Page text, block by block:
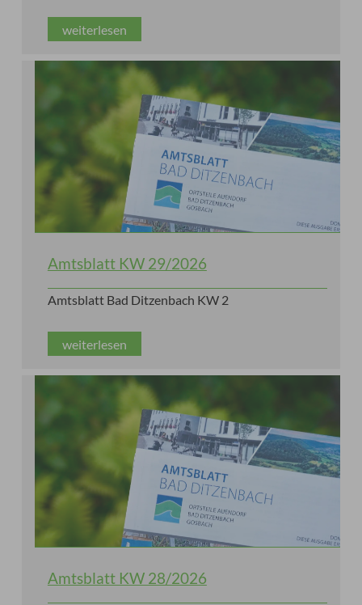
weiterlesen
Amtsblatt KW 29/2026
Amtsblatt Bad Ditzenbach KW 2
weiterlesen
Amtsblatt KW 28/2026